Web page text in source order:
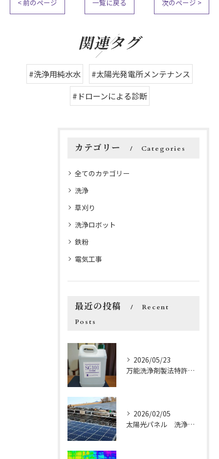
< 前のページ 一覧に戻る 次のページ >
関連タグ
#洗浄用純水水
#太陽光発電所メンテナンス
#ドローンによる診断
カテゴリー Categories
全てのカテゴリー
洗浄
草刈り
洗浄ロボット
鉄粉
電気工事
最近の投稿
Recent
Posts
2026/05/23
万能洗浄剤製法特許出願中
2026/02/05
太陽光パネル 洗浄液SG101 ロボット洗浄